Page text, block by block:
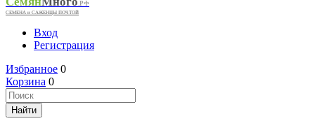
.РФ
СЕМЕНА и САЖЕНЦЫ ПОЧТОЙ
Вход
Регистрация
Избранное 0
Корзина 0